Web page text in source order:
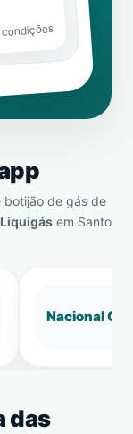
botijão de gás de
em Santo
Nacional Gás
das